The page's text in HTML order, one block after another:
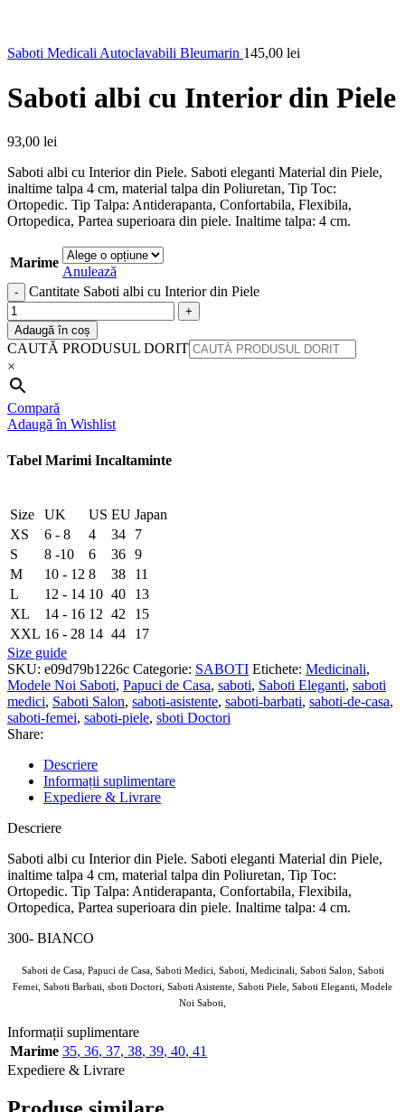
Saboti Medicali Autoclavabili Bleumarin 145,00 lei
Saboti albi cu Interior din Piele
93,00 lei
Saboti albi cu Interior din Piele. Saboti eleganti Material din Piele,
inaltime talpa 4 cm, material talpa din Poliuretan, Tip Toc:
Ortopedic. Tip Talpa: Antiderapanta, Confortabila, Flexibila,
Ortopedica, Partea superioara din piele. Inaltime talpa: 4 cm.
Marime
Anulează
Cantitate Saboti albi cu Interior din Piele
Adaugă în coș
CAUTĂ PRODUSUL DORIT
×
Compară
Adaugă în Wishlist
Tabel Marimi Incaltaminte
Size UK US EU Japan
XS
6 - 8 4 34
7
S
8 -10 6 36 9
M
10 - 12 8 38
11
L
12 - 14 10 40
13
XL
14 - 16 12 42
15
XXL 16 - 28 14 44
17
Size guide
SKU: e09d79b1226c Categorie: SABOTI Etichete: Medicinali,
Modele Noi Saboti, Papuci de Casa, saboti, Saboti Eleganti, saboti
medici, Saboti Salon, saboti-asistente, saboti-barbati, saboti-de-casa,
saboti-femei, saboti-piele, sboti Doctori
Share:
Descriere
Informații suplimentare
Expediere & Livrare
Descriere
Saboti albi cu Interior din Piele. Saboti eleganti Material din Piele,
inaltime talpa 4 cm, material talpa din Poliuretan, Tip Toc:
Ortopedic. Tip Talpa: Antiderapanta, Confortabila, Flexibila,
Ortopedica, Partea superioara din piele. Inaltime talpa: 4 cm.
300- BIANCO
Saboti de Casa, Papuci de Casa, Saboti Medici, Saboti, Medicinali, Saboti Salon, Saboti
Femei, Saboti Barbati, sboti Doctori, Saboti Asistente, Saboti Piele, Saboti Eleganti, Modele
Noi Saboti,
Informații suplimentare
Marime 35, 36, 37, 38, 39, 40, 41
Expediere & Livrare